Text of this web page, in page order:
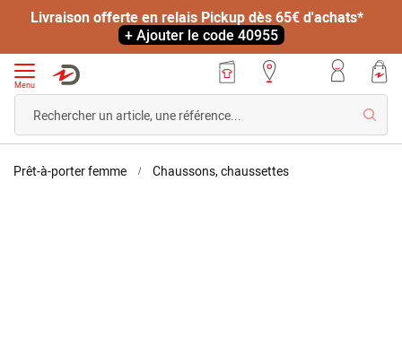
Livraison offerte en relais Pickup dès 65€ d'achats*
+ Ajouter le code 40955
Menu
Accueil
Prêt-à-porter femme Chaussons, chaussettesChaussons